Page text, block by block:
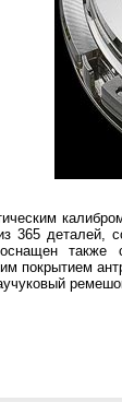
365 деталей,
также
покрытием